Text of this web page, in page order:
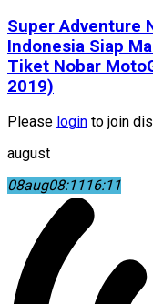
Super Adventure
Indonesia Siap
Tiket Nobar
2019)
Please login to join
august
08aug08:1116:11